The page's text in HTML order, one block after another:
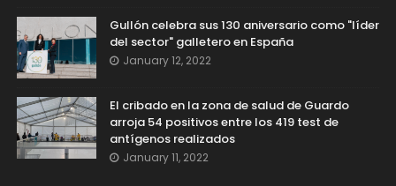
Gullón celebra sus 130 aniversario como "líder
del sector" galletero en España
January 12, 2022
El cribado en la zona de salud de Guardo
arroja 54 positivos entre los 419 test de
antígenos realizados
January 11, 2022